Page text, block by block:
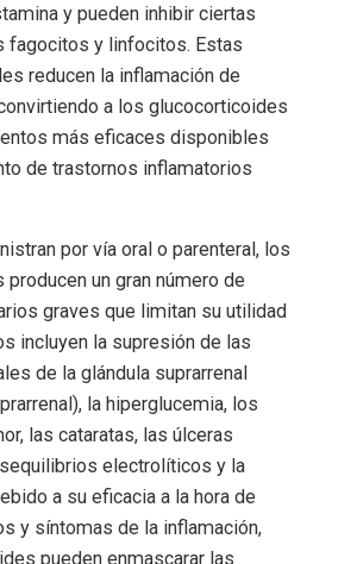
y pueden inhibir ciertas
fagocitos y linfocitos. Estas
reducen la inflamación de
a los glucocorticoides
más eficaces disponibles
de trastornos inflamatorios
por vía oral o parenteral, los
un gran número de
graves que limitan su utilidad
incluyen la supresión de las
de la glándula suprarrenal
la hiperglucemia, los
las cataratas, las úlceras
electrolíticos y la
a su eficacia a la hora de
y síntomas de la inflamación,
pueden enmascarar las